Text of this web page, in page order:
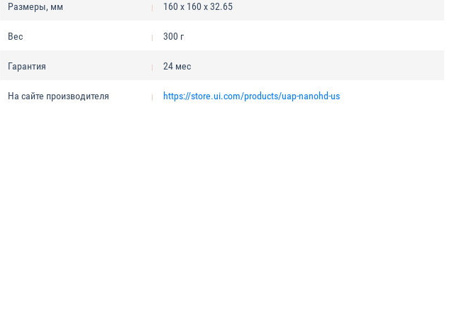
Размеры, мм 160 x 160 x 32.65
Вес 300 г
Гарантия 24 мес
На сайте производителя https://store.ui.com/products/uap-nanohd-us